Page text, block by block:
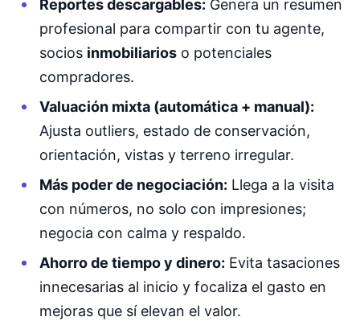
Reportes descargables: Genera un resumen
profesional para compartir con tu agente,
socios inmobiliarioso potenciales
compradores.
Valuación mixta (automática + manual):
Ajusta outliers, estado de conservación,
orientación, vistas y terreno irregular.
Más poder de negociación: Llega a la visita
con números, no solo con impresiones;
negocia con calma y respaldo.
Ahorro de tiempo y dinero: Evita tasaciones
innecesarias al inicio y focaliza el gasto en
mejoras que sí elevan el valor.